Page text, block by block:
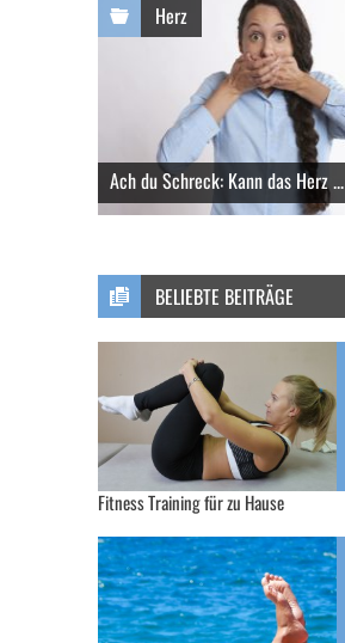
Herz
Ach du Schreck: Kann das Herz ...
BELIEBTE BEITRÄGE
Fitness Training für zu Hause